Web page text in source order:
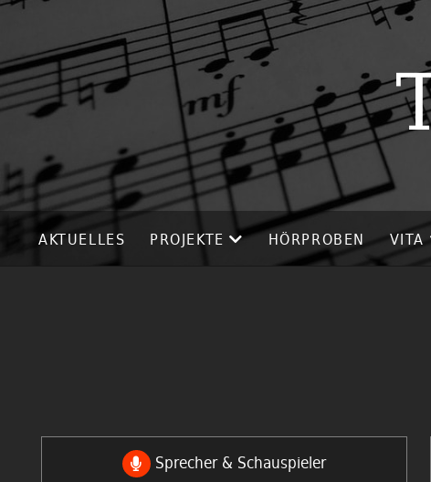
AKTUELLES PROJEKTE HÖRPROBEN VITA
Sprecher & Schauspieler